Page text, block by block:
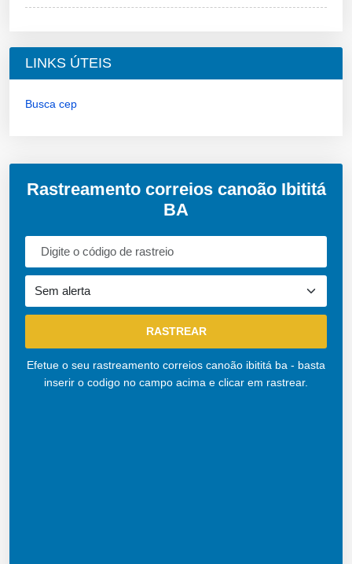
LINKS ÚTEIS
Busca cep
Rastreamento correios canoão Ibititá
BA
Efetue o seu rastreamento correios canoão ibititá ba - basta
inserir o codigo no campo acima e clicar em rastrear.